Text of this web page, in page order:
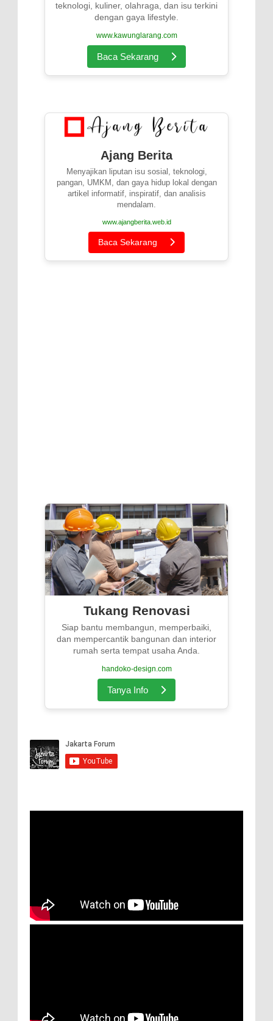
teknologi, kuliner, olahraga, dan isu terkini
dengan gaya lifestyle.
www.kawunglarang.com
Baca Sekarang
Ajang Berita
Menyajikan liputan isu sosial, teknologi,
pangan, UMKM, dan gaya hidup lokal dengan
artikel informatif, inspiratif, dan analisis
mendalam.
www.ajangberita.web.id
Baca Sekarang
Tukang Renovasi
Siap bantu membangun, memperbaiki,
dan mempercantik bangunan dan interior
rumah serta tempat usaha Anda.
handoko-design.com
Tanya Info